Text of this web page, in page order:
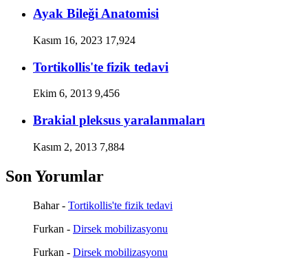
Ayak Bileği Anatomisi
Kasım 16, 2023 17,924
Tortikollis'te fizik tedavi
Ekim 6, 2013 9,456
Brakial pleksus yaralanmaları
Kasım 2, 2013 7,884
Son Yorumlar
Bahar- Tortikollis'te fizik tedavi
Furkan - Dirsek mobilizasyonu
Furkan - Dirsek mobilizasyonu